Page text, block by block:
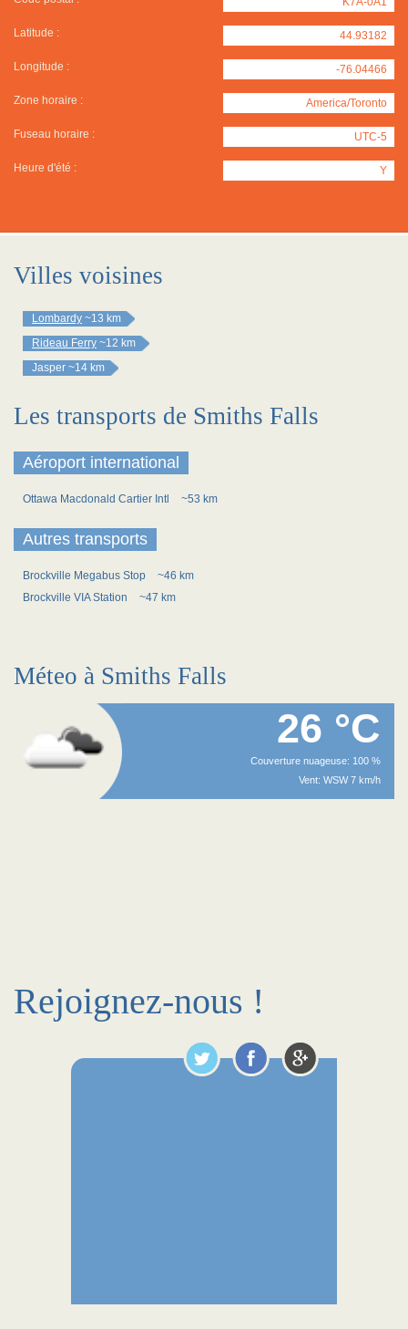
Latitude : 44.93182
Longitude : -76.04466
Zone horaire : America/Toronto
Fuseau horaire : UTC-5
Heure d'été : Y
Villes voisines
Lombardy ~13 km
Rideau Ferry ~12 km
Jasper ~14 km
Les transports de Smiths Falls
Aéroport international
Ottawa Macdonald Cartier Intl ~53 km
Autres transports
Brockville Megabus Stop
~46 km
Brockville VIA Station
~47 km
Méteo à Smiths Falls
26 °C
Couverture nuageuse: 100 %
Vent: WSW 7 km/h
Rejoignez-nous !